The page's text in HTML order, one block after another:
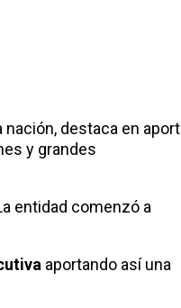
destaca en
y grandes
entidad comenzó a
aportando así una